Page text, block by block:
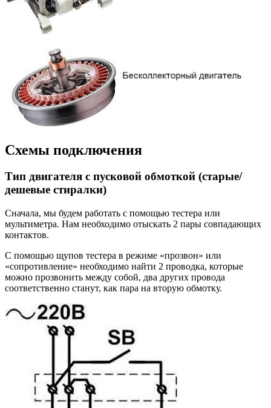
Схемы подключения
Тип двигателя с пусковой обмоткой (старые/
дешевые стиралки)
Сначала, мы будем работать с помощью тестера или
мультиметра. Нам необходимо отыскать 2 пары совпадающих
контактов.
С помощью щупов тестера в режиме «прозвон» или
«сопротивление» необходимо найти 2 проводка, которые
можно прозвонить между собой, два других провода
соответственно станут, как пара на вторую обмотку.